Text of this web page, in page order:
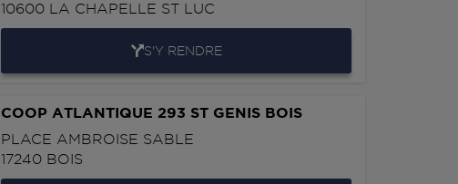
10600 LA CHAPELLE ST LUC
S'Y RENDRE
COOP ATLANTIQUE 293 ST GENIS BOIS
PLACE AMBROISE SABLE
17240 BOIS